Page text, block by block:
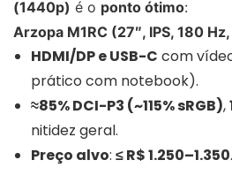
(1440p) é o ponto ótimo:
Arzopa M1RC (27″, IPS, 180
HDMI/DP e USB-C com
prático com notebook).
≈85% DCI-P3 (~115% sRGB),
nitidez geral.
Preço alvo: ≤ R$ 1.250–1.350.